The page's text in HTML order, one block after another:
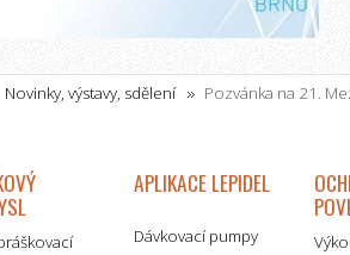
Novinky, výstavy, sdělení
Pozvánka na 21.
APLIKACE LEPIDEL
Dávkovací pumpy